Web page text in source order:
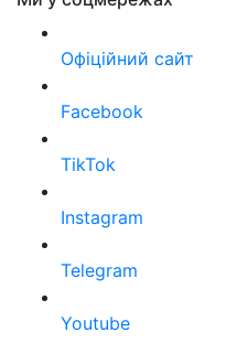
Офіційний сайт
Facebook
TikTok
Instagram
Telegram
Youtube